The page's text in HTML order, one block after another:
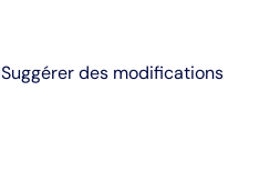
Suggérer des modifications